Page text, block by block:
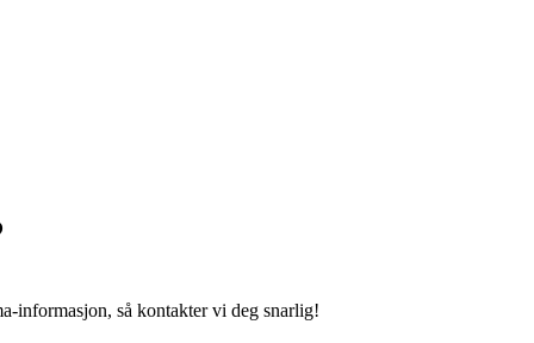
informasjon, så kontakter vi deg snarlig!